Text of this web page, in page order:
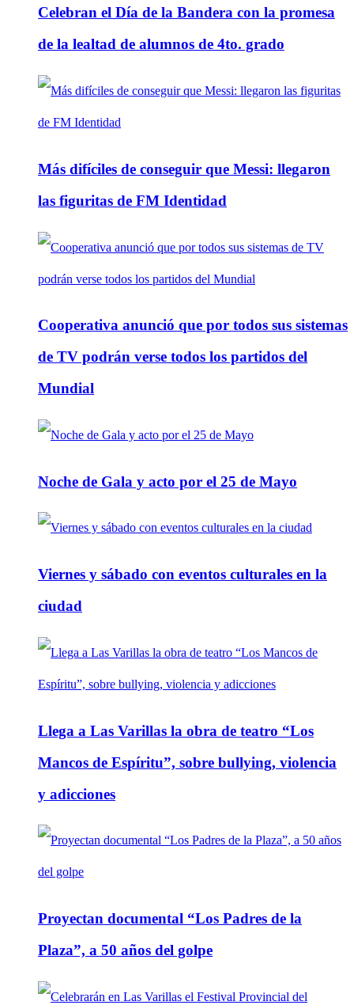
Celebran el Día de la Bandera con la promesa
de la lealtad de alumnos de 4to. grado
Más difíciles de conseguir que Messi: llegaron
las figuritas de FM Identidad
Cooperativa anunció que por todos sus sistemas
de TV podrán verse todos los partidos del
Mundial
Noche de Gala y acto por el 25 de Mayo
Viernes y sábado con eventos culturales en la
ciudad
Llega a Las Varillas la obra de teatro “Los
Mancos de Espíritu”, sobre bullying, violencia
y adicciones
Proyectan documental “Los Padres de la
Plaza”, a 50 años del golpe